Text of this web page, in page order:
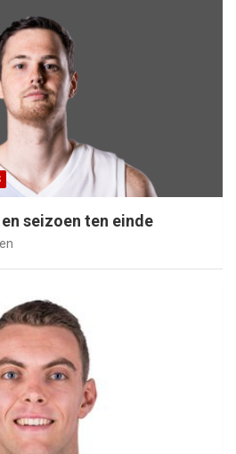
seizoen ten einde